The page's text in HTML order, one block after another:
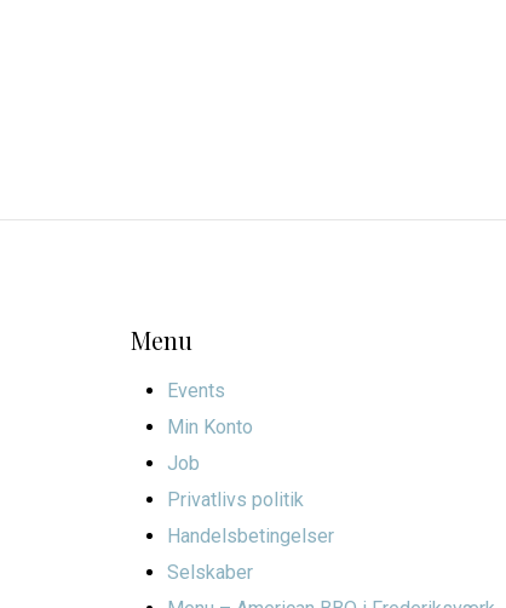
Menu
Events
Min Konto
Job
Privatlivs politik
Handelsbetingelser
Selskaber